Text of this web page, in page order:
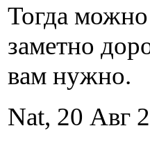
Тогда можно
заметно
вам нужно.
Nat, 20 Авг